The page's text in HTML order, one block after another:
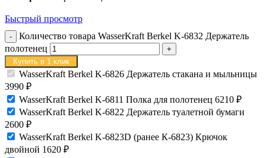
Быстрый просмотр
Количество товара WasserKraft Berkel K-6832 Держатель
полотенец
Купить в 1 клик
WasserKraft Berkel K-6826 Держатель стакана и мыльницы
3990 ₽
WasserKraft Berkel K-6811 Полка для полотенец 6210 ₽
WasserKraft Berkel K-6822 Держатель туалетной бумаги
2600 ₽
WasserKraft Berkel K-6823D (ранее К-6823) Крючок
двойной 1620 ₽